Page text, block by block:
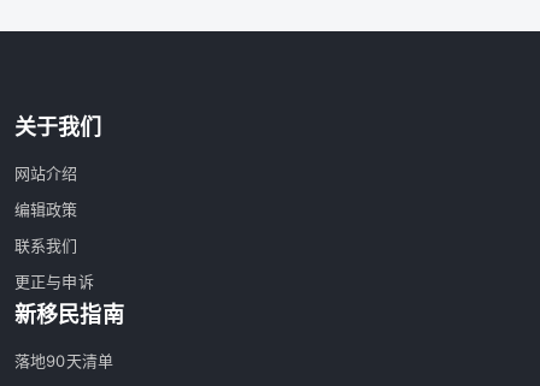
关于我们
网站介绍
编辑政策
联系我们
更正与申诉
新移民指南
落地90天清单